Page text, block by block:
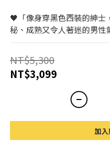
🖤「像身穿黑色西裝的紳
秘、成熟又令人著迷的男性
NT$5,300
NT$3,099
加